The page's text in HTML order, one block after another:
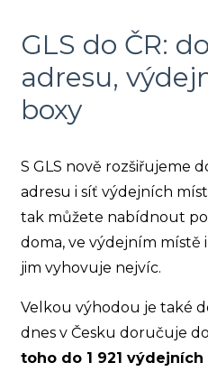
GLS do ČR:
adresu,
boxy
S GLS nově rozšiřujeme
adresu i síť výdejních
tak můžete nabídnout
doma, ve výdejním místě
jim vyhovuje nejvíc.
Velkou výhodou je také
dnes v Česku doručuje
toho do 1 921 výdejních